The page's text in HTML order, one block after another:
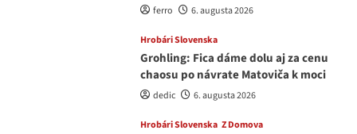
ferro 6. augusta 2026
Hrobári Slovenska
Grohling: Fica dáme dolu aj za cenu
chaosu po návrate Matoviča k moci
dedic 6. augusta 2026
Hrobári Slovenska Z Domova